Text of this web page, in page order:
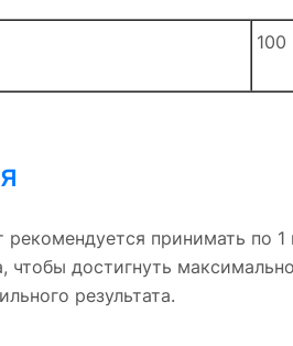
100
принимать по
чтобы достигнуть
результата.